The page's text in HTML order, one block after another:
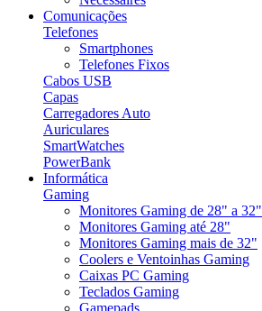
Comunicações
Telefones
Smartphones
Telefones Fixos
Cabos USB
Capas
Carregadores Auto
Auriculares
SmartWatches
PowerBank
Informática
Gaming
Monitores Gaming de 28" a 32"
Monitores Gaming até 28"
Monitores Gaming mais de 32"
Coolers e Ventoinhas Gaming
Caixas PC Gaming
Teclados Gaming
Gamepads